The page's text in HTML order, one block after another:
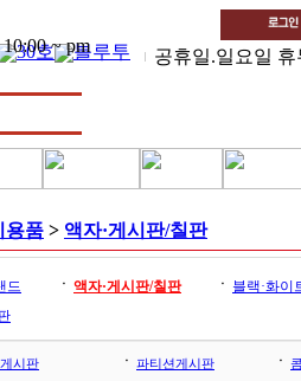
~ pm
공휴일.일요일 휴
30호
블루투
용품 > 액자·게시판/칠판
드 ㆍ 액자·게시판/칠판 ㆍ 블랙·화이
시판 ㆍ 파티션게시판 ㆍ